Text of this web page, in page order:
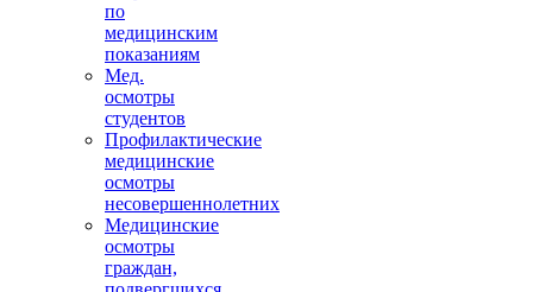
по
медицинским
показаниям
Мед.
осмотры
студентов
Профилактические
медицинские
осмотры
несовершеннолетних
Медицинские
осмотры
граждан,